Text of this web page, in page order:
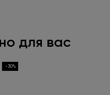
для вас
-30%